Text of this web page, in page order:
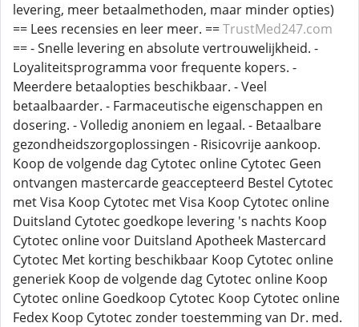
levering, meer betaalmethoden, maar minder opties)
== Lees recensies en leer meer. ==TrustMed247.com
== - Snelle levering en absolute vertrouwelijkheid. -
Loyaliteitsprogramma voor frequente kopers. -
Meerdere betaalopties beschikbaar. - Veel
betaalbaarder. - Farmaceutische eigenschappen en
dosering. - Volledig anoniem en legaal. - Betaalbare
gezondheidszorgoplossingen - Risicovrije aankoop.
Koop de volgende dag Cytotec online Cytotec Geen
ontvangen mastercarde geaccepteerd Bestel Cytotec
met Visa Koop Cytotec met Visa Koop Cytotec online
Duitsland Cytotec goedkope levering 's nachts Koop
Cytotec online voor Duitsland Apotheek Mastercard
Cytotec Met korting beschikbaar Koop Cytotec online
generiek Koop de volgende dag Cytotec online Koop
Cytotec online Goedkoop Cytotec Koop Cytotec online
Fedex Koop Cytotec zonder toestemming van Dr. med.